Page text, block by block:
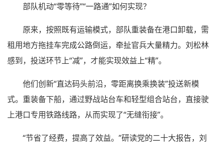
部队机动“零等待”“一路通”如何实现？
原来，按照既有运输模式，部队重装备在港口卸载，需
租用地方拖挂车完成公路倒运，牵扯官兵大量精力。刘松林
感到，投送环节上“减”，才能实现效益上“精”。
他们创新“直达码头前沿，零距离换乘换装”投送新模
式。重装备下船，通过野战站台车和轻型组合站台，直接驶
上港口专用铁路线路，从而实现了“无缝衔接”。
“节省了经费，提高了效益。”研读党的二十大报告，刘